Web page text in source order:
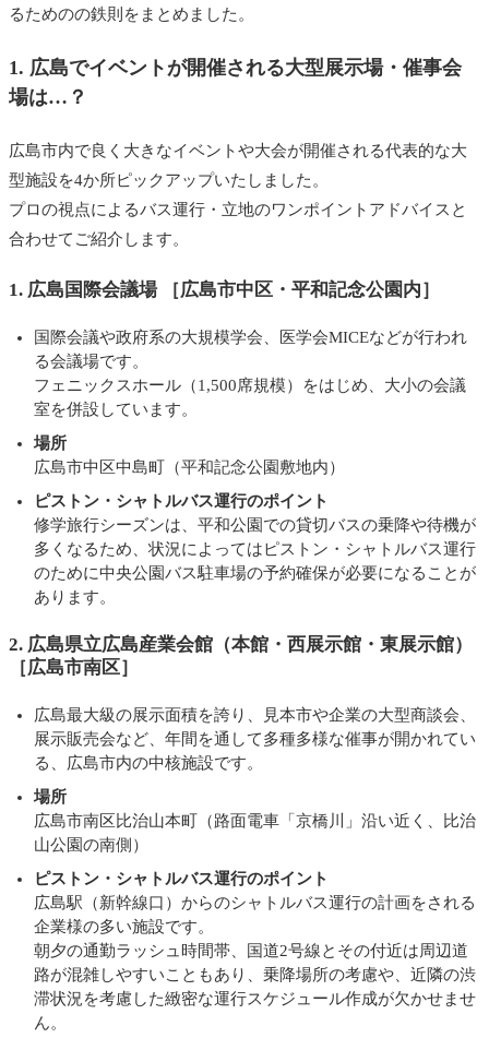
るためのの鉄則をまとめました。
1. 広島でイベントが開催される大型展示場・催事会
場は…？
広島市内で良く大きなイベントや大会が開催される代表的な大
型施設を4か所ピックアップいたしました。
プロの視点によるバス運行・立地のワンポイントアドバイスと
合わせてご紹介します。
1. 広島国際会議場 ［広島市中区・平和記念公園内］
国際会議や政府系の大規模学会、医学会MICEなどが行われ
る会議場です。
フェニックスホール（1,500席規模）をはじめ、大小の会議
室を併設しています。
場所
広島市中区中島町（平和記念公園敷地内）
ピストン・シャトルバス運行のポイント
修学旅行シーズンは、平和公園での貸切バスの乗降や待機が
多くなるため、状況によってはピストン・シャトルバス運行
のために中央公園バス駐車場の予約確保が必要になることが
あります。
2. 広島県立広島産業会館（本館・西展示館・東展示館）
［広島市南区］
広島最大級の展示面積を誇り、見本市や企業の大型商談会、
展示販売会など、年間を通して多種多様な催事が開かれてい
る、広島市内の中核施設です。
場所
広島市南区比治山本町（路面電車「京橋川」沿い近く、比治
山公園の南側）
ピストン・シャトルバス運行のポイント
広島駅（新幹線口）からのシャトルバス運行の計画をされる
企業様の多い施設です。
朝夕の通勤ラッシュ時間帯、国道2号線とその付近は周辺道
路が混雑しやすいこともあり、乗降場所の考慮や、近隣の渋
滞状況を考慮した緻密な運行スケジュール作成が欠かせませ
ん。